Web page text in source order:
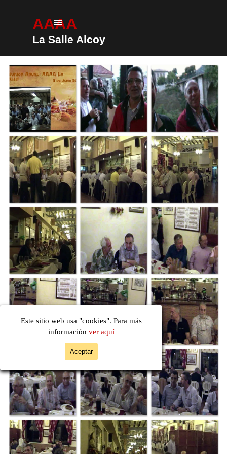
Este sitio web usa "cookies". Para más
información ver aquí
Aceptar
AAAA
Saltar menú
La Salle Alcoy